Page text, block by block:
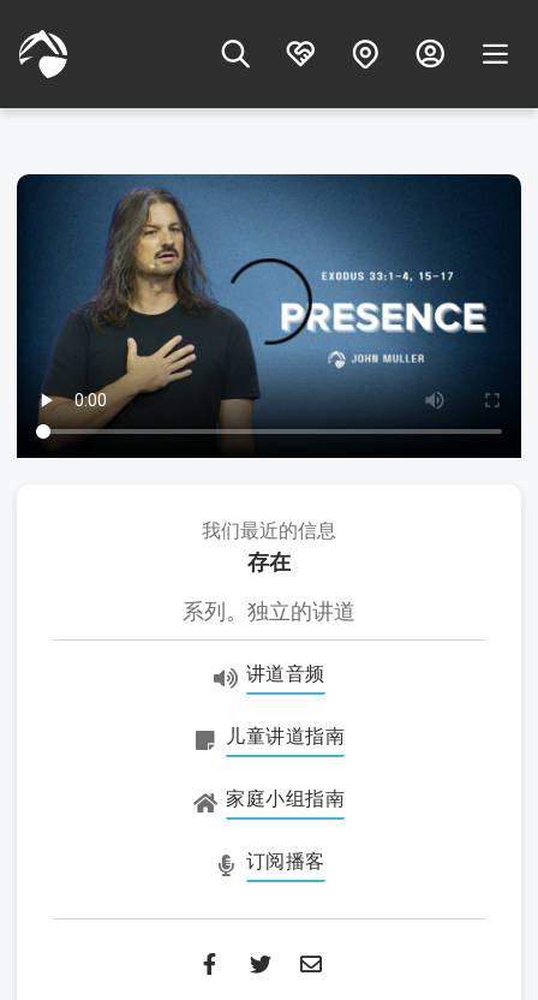
我们最近的信息
存在
系列。独立的讲道
讲道音频
儿童讲道指南
家庭小组指南
订阅播客